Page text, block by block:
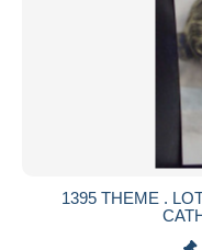
1395 THEME .